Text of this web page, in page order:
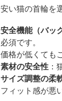
安い猫の首輪を
安全機能（バッ
必須です。
価格が低くても
素材の安全性 ：
サイズ調整の柔
フィット感が悪